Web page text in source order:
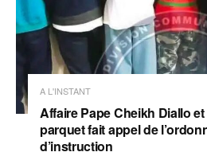
A L'INSTANT
Affaire Pape Cheikh Diallo
parquet fait appel de
d’instruction